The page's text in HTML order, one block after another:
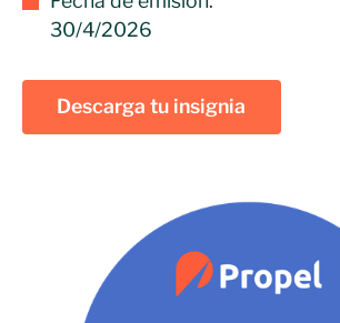
30/4/2026
Descarga tu insignia